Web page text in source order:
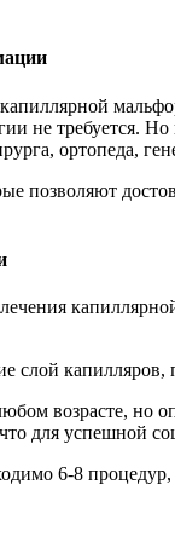
не требуется.
ортопеда,
позволяют
слой
возрасте, но
для успешной
6-8